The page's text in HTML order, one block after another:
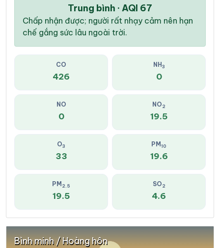
Trung bình · AQI 67
Chấp nhận được; người rất nhạy cảm nên hạn
chế gắng sức lâu ngoài trời.
CO
426
NH 3
0
NO
0
NO2
19.5
O3
33
PM 10
19.6
PM 2.5
19.5
SO2
4.6
Bình minh / Hoàng hôn